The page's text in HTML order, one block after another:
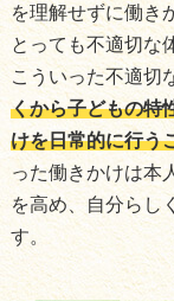
を理解せずに働き
とっても不適切な
こういった不適切
くから子どもの特
けを日常的に行う
った働きかけは本
を高め、自分らし
す。